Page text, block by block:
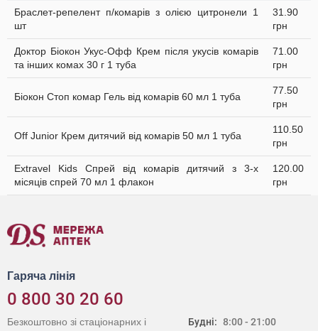
Браслет-репелент п/комарів з олією цитронели 1
шт
31.90
грн
Доктор Біокон Укус-Офф Крем після укусів комарів
та інших комах 30 г 1 туба
71.00
грн
Біокон Стоп комар Гель від комарів 60 мл 1 туба
77.50
грн
Off Junior Крем дитячий від комарів 50 мл 1 туба
110.50
грн
Extravel Kids Спрей від комарів дитячий з 3-х
місяців спрей 70 мл 1 флакон
120.00
грн
Гаряча лінія
0 800 30 20 60
Будні: 8:00 - 21:00
Безкоштовно зі стаціонарних і